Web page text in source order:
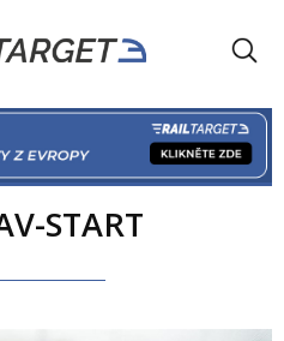
START